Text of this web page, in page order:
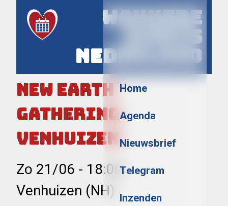
Wakkere
Events
Nederland
Menu
Home
Agenda
Nieuwsbrief
Telegram
Inzenden
New Earth
Gathering
Venhuizen
Zo 21/06 - 18:00
Venhuizen (NH)